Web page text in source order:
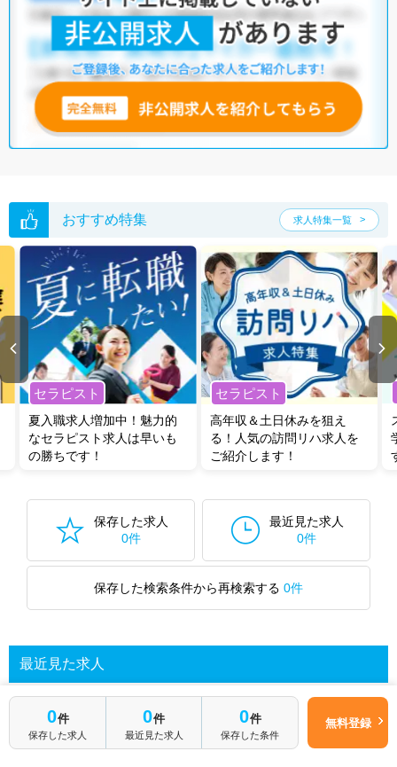
クリニック・介護福祉施設・訪問リハビリ(在宅医療)・
・保育園
他の条件でも人気の求人がございますので、「こだわり条件」から検索
いただくか、お気軽にお問い合わせください。
全国の作業療法士求人
無料転職支援サービス
にお申し込みいただくと、ご希望条件をヒアリン
グした上で求人をご提案いたします。
い。
おすすめ特集 求人特集一覧
セラピスト
夏入職求人増加中！魅力的
なセラピスト求人は早いも
の勝ちです！
セラピスト
高年収＆土日休みを狙え
る！人気の訪問リハ求人を
ご紹介します！
保存した求人
0件
最近見た求人
0件
保存した検索条件から再検索する 0件
最近見た求人
あなたが最近見た求人を表示します
0件
保存した求人
0件
最近見た求人
0件
保存した条件
無料登録